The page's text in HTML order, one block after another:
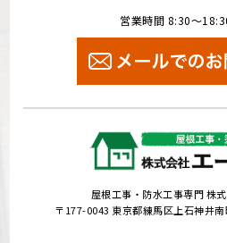
営業時間 8:30～
屋根工事・防水工事専門 株
〒177-0043 東京都練馬区上石神井